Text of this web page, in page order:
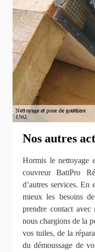
Nos autres
Hormis le nettoyage
couvreur BatiPro
d’autres services. En
mieux les besoins
prendre contact
nous chargions de la
vos tuiles, de la
du démoussage de